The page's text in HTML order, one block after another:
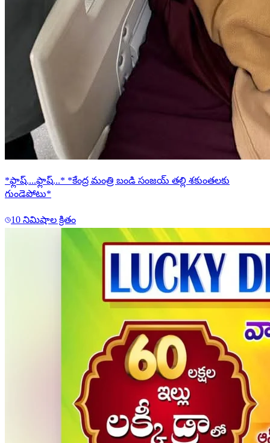
*ఫ్లాష్....ఫ్లాష్...* *కేంద్ర మంత్రి బండి సంజయ్ తల్లి శకుంతలకు
గుండెపోటు*
10 నిమిషాల క్రితం